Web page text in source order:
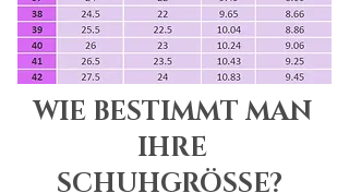
WIE BESTIMMT MAN
IHRE
SCHUHGRÖSSE?